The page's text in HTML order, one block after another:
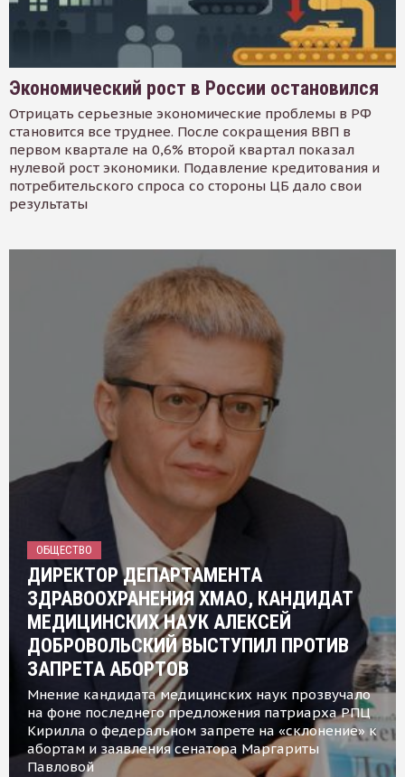
Экономический рост в России остановился
Отрицать серьезные экономические проблемы в РФ
становится все труднее. После сокращения ВВП в
первом квартале на 0,6% второй квартал показал
нулевой рост экономики. Подавление кредитования и
потребительского спроса со стороны ЦБ дало свои
результаты
ОБЩЕСТВО
ДИРЕКТОР ДЕПАРТАМЕНТА
ЗДРАВООХРАНЕНИЯ ХМАО, КАНДИДАТ
МЕДИЦИНСКИХ НАУК АЛЕКСЕЙ
ДОБРОВОЛЬСКИЙ ВЫСТУПИЛ ПРОТИВ
ЗАПРЕТА АБОРТОВ
Мнение кандидата медицинских наук прозвучало
на фоне последнего предложения патриарха РПЦ
Кирилла о федеральном запрете на «склонение» к
абортам и заявления сенатора Маргариты
Павловой